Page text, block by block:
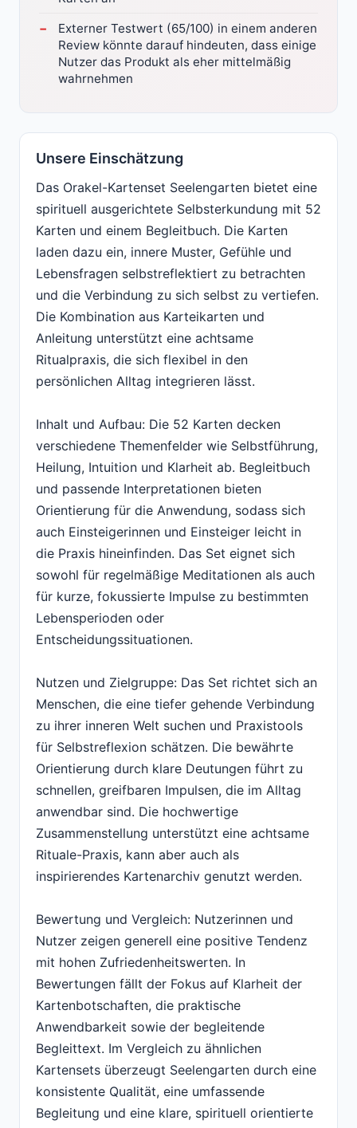
Externer Testwert (65/100) in einem anderen
Review könnte darauf hindeuten, dass einige
Nutzer das Produkt als eher mittelmäßig
wahrnehmen
Unsere Einschätzung
Das Orakel-Kartenset Seelengarten bietet eine
spirituell ausgerichtete Selbsterkundung mit 52
Karten und einem Begleitbuch. Die Karten
laden dazu ein, innere Muster, Gefühle und
Lebensfragen selbstreflektiert zu betrachten
und die Verbindung zu sich selbst zu vertiefen.
Die Kombination aus Karteikarten und
Anleitung unterstützt eine achtsame
Ritualpraxis, die sich flexibel in den
persönlichen Alltag integrieren lässt.
Inhalt und Aufbau: Die 52 Karten decken
verschiedene Themenfelder wie Selbstführung,
Heilung, Intuition und Klarheit ab. Begleitbuch
und passende Interpretationen bieten
Orientierung für die Anwendung, sodass sich
auch Einsteigerinnen und Einsteiger leicht in
die Praxis hineinfinden. Das Set eignet sich
sowohl für regelmäßige Meditationen als auch
für kurze, fokussierte Impulse zu bestimmten
Lebensperioden oder
Entscheidungssituationen.
Nutzen und Zielgruppe: Das Set richtet sich an
Menschen, die eine tiefer gehende Verbindung
zu ihrer inneren Welt suchen und Praxistools
für Selbstreflexion schätzen. Die bewährte
Orientierung durch klare Deutungen führt zu
schnellen, greifbaren Impulsen, die im Alltag
anwendbar sind. Die hochwertige
Zusammenstellung unterstützt eine achtsame
Rituale-Praxis, kann aber auch als
inspirierendes Kartenarchiv genutzt werden.
Bewertung und Vergleich: Nutzerinnen und
Nutzer zeigen generell eine positive Tendenz
mit hohen Zufriedenheitswerten. In
Bewertungen fällt der Fokus auf Klarheit der
Kartenbotschaften, die praktische
Anwendbarkeit sowie der begleitende
Begleittext. Im Vergleich zu ähnlichen
Kartensets überzeugt Seelengarten durch eine
konsistente Qualität, eine umfassende
Begleitung und eine klare, spirituell orientierte